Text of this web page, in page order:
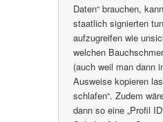
Daten“ brauchen,
staatlich signierten
aufzugreifen wie
welchen
(auch weil man dann
Ausweise kopieren
schlafen“. Zudem
dann so eine „Profil